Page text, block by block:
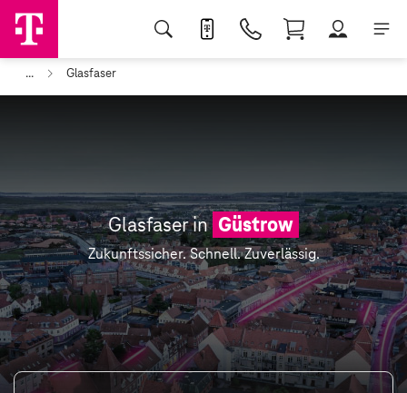
... Glasfaser
Glasfaser in Güstrow
Zukunftssicher. Schnell. Zuverlässig.